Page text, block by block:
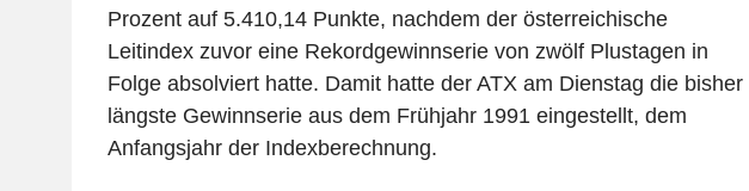
Prozent auf 5.410,14 Punkte, nachdem der österreichische
Leitindex zuvor eine Rekordgewinnserie von zwölf Plustagen in
Folge absolviert hatte. Damit hatte der ATX am Dienstag die bisher
längste Gewinnserie aus dem Frühjahr 1991 eingestellt, dem
Anfangsjahr der Indexberechnung.